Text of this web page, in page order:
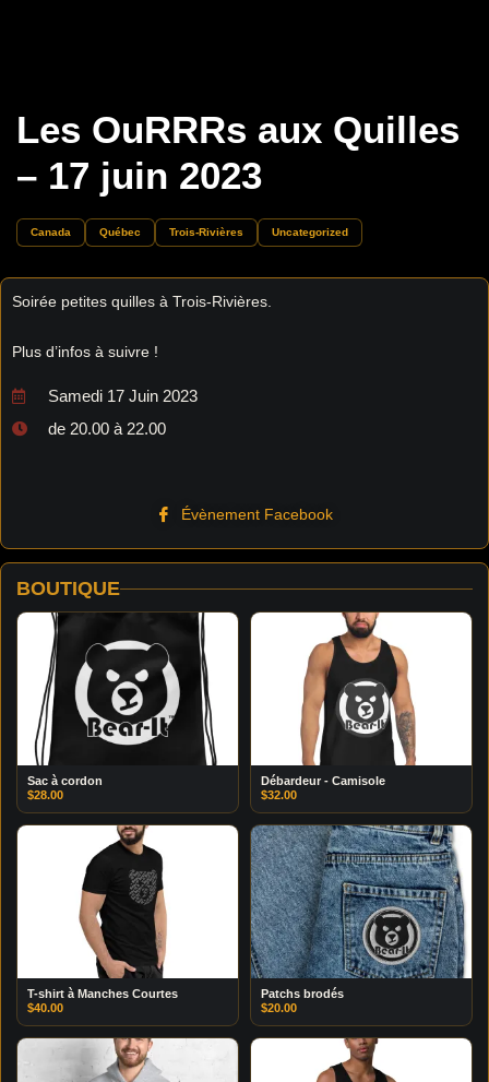
Les OuRRRs aux Quilles
– 17 juin 2023
Canada Québec Trois-Rivières Uncategorized
Soirée petites quilles à Trois-Rivières.
Plus d’infos à suivre !
Samedi 17 Juin 2023
de 20.00 à 22.00
Évènement Facebook
BOUTIQUE
Sac à cordon
$28.00
Débardeur - Camisole
$32.00
T-shirt à Manches Courtes
$40.00
Patchs brodés
$20.00